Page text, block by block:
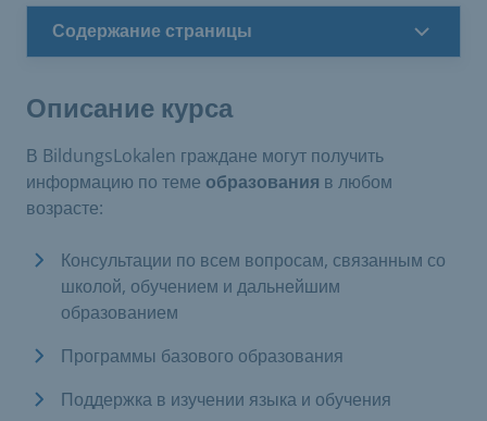
Содержание страницы
Описание курса
В BildungsLokalen граждане могут получить
информацию по теме образования в любом
возрасте:
Консультации по всем вопросам, связанным со
школой, обучением и дальнейшим
образованием
Программы базового образования
Поддержка в изучении языка и обучения